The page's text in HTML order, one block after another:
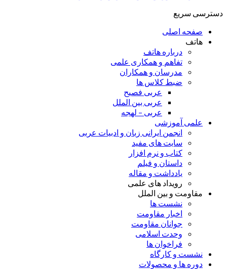
دسترسی سریع
صفحه اصلی
هاتف
درباره هاتف
تفاهم و همکاری علمی
مدرسان و همکاران
ضبط کلاس ها
عربی فصیح
عربی بین الملل
عربی – لهجه
علمی آموزشی
انجمن ایرانی زبان و ادبیات عربی
سایت های مفید
کتاب و نرم افزار
داستان و فیلم
یادداشت و مقاله
رویداد های علمی
مقاومت و بین الملل
نشست ها
اخبار مقاومت
جوانان مقاومت
وحدت اسلامی
فراخوان ها
نشست و کارگاه
دوره ها و محصولات